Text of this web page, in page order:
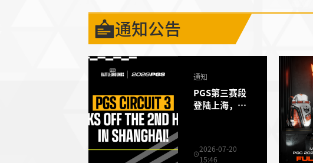
通知公告
通知
PGS第三赛段
登陆上海，下
2026-07-20
15:46